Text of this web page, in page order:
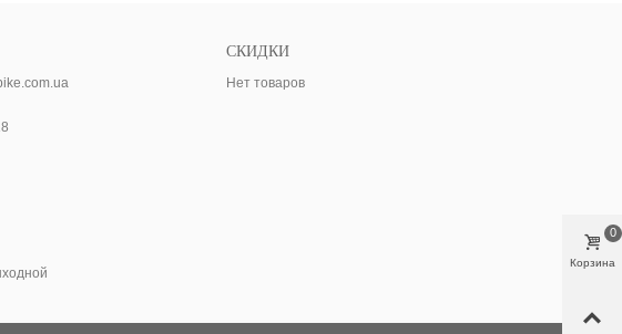
СКИДКИ
Нет товаров
Корзина
0